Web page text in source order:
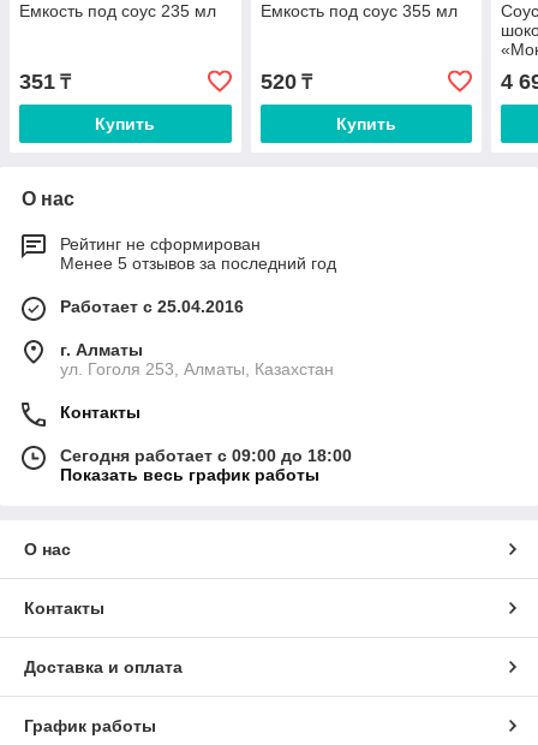
Емкость под соус 235 мл
351 ₸
Купить
Емкость под соус 355 мл
520₸
Купить
4
О нас
Рейтинг не сформирован
Менее 5 отзывов за последний год
Работает с 25.04.2016
г. Алматы
ул. Гоголя 253, Алматы, Казахстан
Контакты
Сегодня работает с 09:00 до 18:00
Показать весь график работы
О нас
Контакты
Доставка и оплата
График работы